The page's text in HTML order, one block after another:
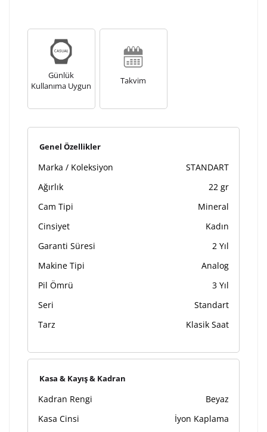
Lütfen font seçiniz
Kişiselleştirilmiş ürünlerin teslim süresi gravür işleme
tamamlandıktan sonra siparişiniz kargoya verilecektir.
ürünlerde
Günlük
Kullanıma Uygun
Takvim
Genel Özellikler
Marka / Koleksiyon
STANDART
Ağırlık
22 gr
Cam Tipi
Mineral
Cinsiyet
Kadın
Garanti Süresi
2 Yıl
Makine Tipi
Analog
Pil Ömrü
3 Yıl
Seri
Standart
Tarz
Klasik Saat
Kasa & Kayış & Kadran
Kadran Rengi
Beyaz
Kasa Cinsi
İyon Kaplama